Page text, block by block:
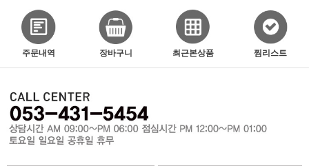
주문내역 장바구니 최근본상품 찜리스트